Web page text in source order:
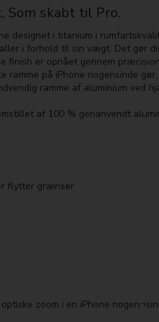
Som skabt til Pro.
de­signet i titanium i
i forhold til sin vægt. Det gør
finish er opnået gennem
ramme på iPhone nogen­sinde
ramme af aluminium ved
af 100 % genanvendt
flytter grænser
zoom i en iPhone